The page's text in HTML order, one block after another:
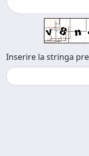
Inserire la stringa